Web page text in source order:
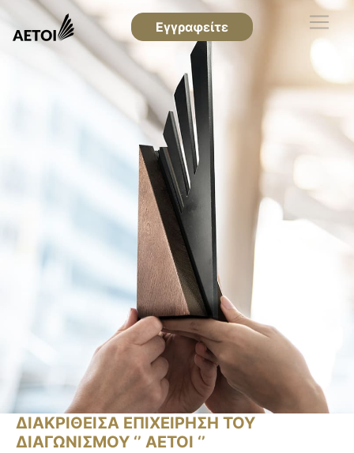
Εγγραφείτε
ΔΙΑΚΡΙΘΕΙΣΑ ΕΠΙΧΕΙΡΗΣΗ ΤΟΥ
ΔΙΑΓΩΝΙΣΜΟΥ ‘’ ΑΕΤΟΙ ‘’